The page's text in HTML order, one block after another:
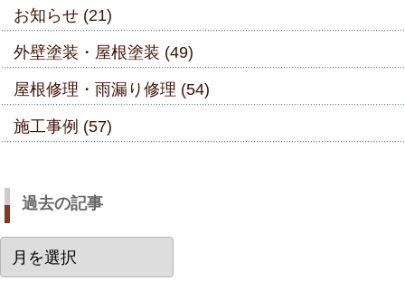
お知らせ (21)
外壁塗装・屋根塗装 (49)
屋根修理・雨漏り修理 (54)
施工事例 (57)
過去の記事
去